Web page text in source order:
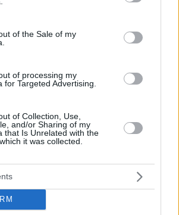
to Google and its third-party tags to
specified purposes in below Google
of the Sale of my
of processing my
for Targeted Advertising.
of Collection, Use,
and/or Sharing of my
that Is Unrelated with the
it was collected.
έφερε στον κόσμο το πρώτο
την ανάρτηση του συντρόφου της